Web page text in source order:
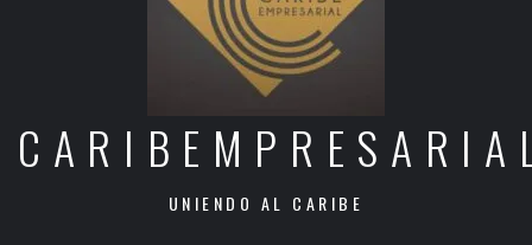
UNIENDO AL CARIBE